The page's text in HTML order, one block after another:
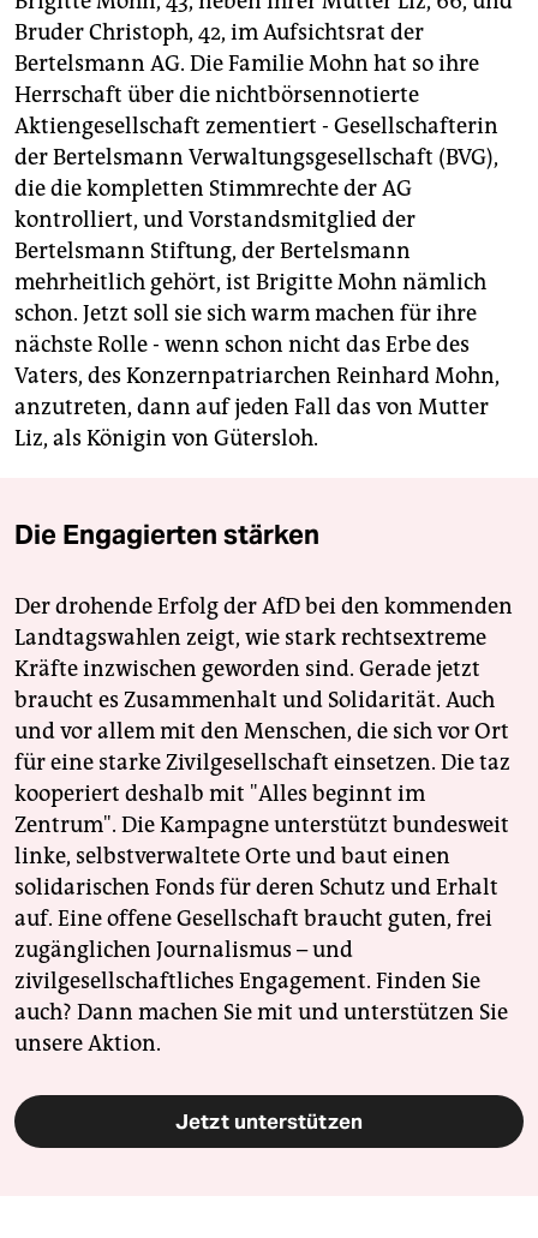
Bruder Christoph, 42, im Aufsichtsrat der
Bertelsmann AG. Die Familie Mohn hat so ihre
Herrschaft über die nichtbörsennotierte
Aktiengesellschaft zementiert - Gesellschafterin
der Bertelsmann Verwaltungsgesellschaft (BVG),
die die kompletten Stimmrechte der AG
kontrolliert, und Vorstandsmitglied der
Bertelsmann Stiftung, der Bertelsmann
mehrheitlich gehört, ist Brigitte Mohn nämlich
schon. Jetzt soll sie sich warm machen für ihre
nächste Rolle - wenn schon nicht das Erbe des
Vaters, des Konzernpatriarchen Reinhard Mohn,
anzutreten, dann auf jeden Fall das von Mutter
Liz, als Königin von Gütersloh.
Die Engagierten stärken
Der drohende Erfolg der AfD bei den kommenden
Landtagswahlen zeigt, wie stark rechtsextreme
Kräfte inzwischen geworden sind. Gerade jetzt
braucht es Zusammenhalt und Solidarität. Auch
und vor allem mit den Menschen, die sich vor Ort
für eine starke Zivilgesellschaft einsetzen. Die taz
kooperiert deshalb mit "Alles beginnt im
Zentrum". Die Kampagne unterstützt bundesweit
linke, selbstverwaltete Orte und baut einen
solidarischen Fonds für deren Schutz und Erhalt
auf. Eine offene Gesellschaft braucht guten, frei
zugänglichen Journalismus – und
zivilgesellschaftliches Engagement. Finden Sie
auch? Dann machen Sie mit und unterstützen Sie
unsere Aktion.
Jetzt unterstützen